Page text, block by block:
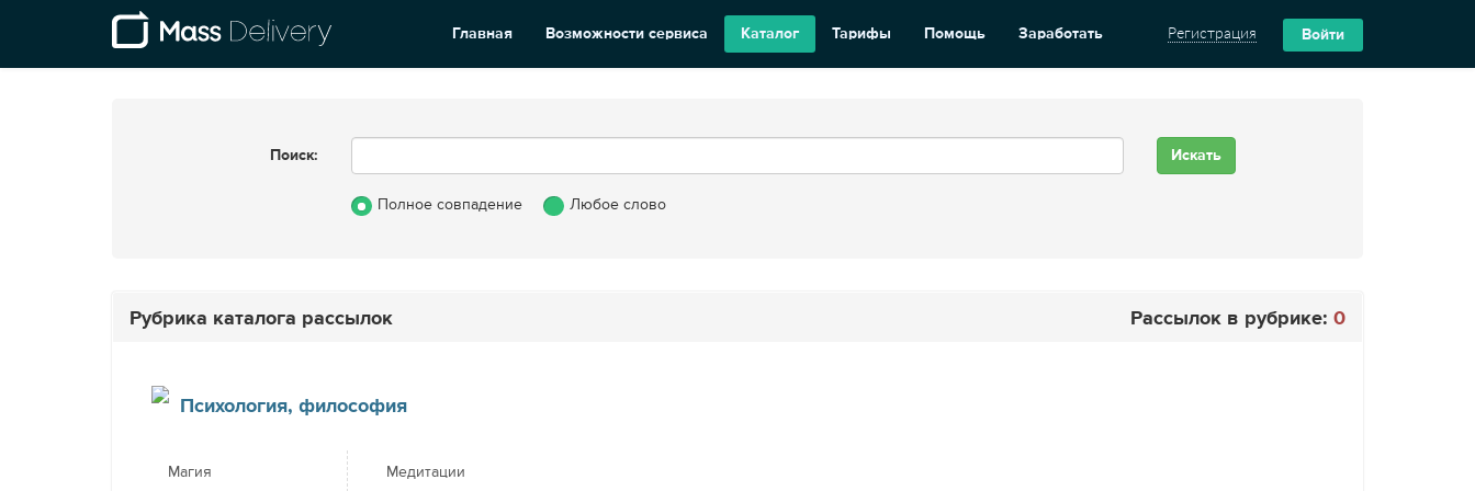
Главная Возможности сервиса Каталог Тарифы Помощь Заработать Регистрация Войти
Поиск:
Полное совпадение Любое слово
Рубрика каталога рассылок Рассылок в рубрике: 0
Психология, философия
Магия Медитации